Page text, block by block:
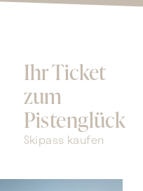
Ihr Ticket
zum
Pistenglück
Skipass kaufen